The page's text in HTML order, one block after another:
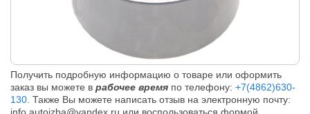
Получить подробную информацию о товаре или оформить
заказ вы можете в рабочее время по телефону: +7(4862)630-
130 . Также Вы можете написать отзыв на электронную почту: